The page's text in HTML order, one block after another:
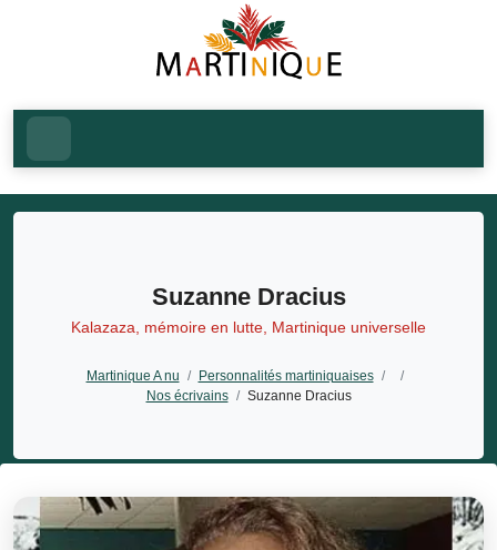
Suzanne Dracius
Kalazaza, mémoire en lutte, Martinique universelle
Martinique A nu / Personnalités martiniquaises /
/
Nos écrivains / Suzanne Dracius